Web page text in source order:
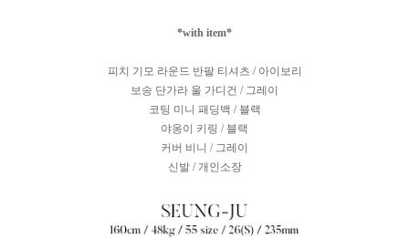
*with item*
피치 기모 라운드 반팔 티셔츠 / 아이보리
보송 단가라 울 가디건 / 그레이
코팅 미니 패딩백 / 블랙
야옹이 키링 / 블랙
커버 비니 / 그레이
신발 / 개인소장